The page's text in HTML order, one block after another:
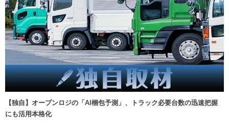
【独自】オープンロジの「AI梱包予測」、トラック必要台数の迅速把握
にも活用本格化